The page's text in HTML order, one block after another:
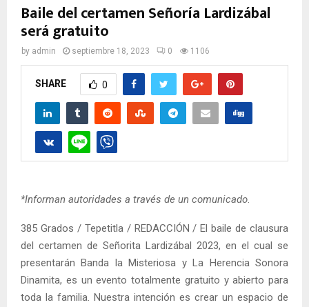
Baile del certamen Señoría Lardizábal
será gratuito
by admin septiembre 18, 2023 0 1106
SHARE 0
*Informan autoridades a través de un comunicado
385 Grados / Tepetitla / REDACCIÓN / El baile de clausura
del certamen de Señorita Lardizábal 2023, en el cual se
presentarán Banda la Misteriosa y La Herencia Sonora
Dinamita, es un evento totalmente gratuito y abierto para
toda la familia. Nuestra intención es crear un espacio de